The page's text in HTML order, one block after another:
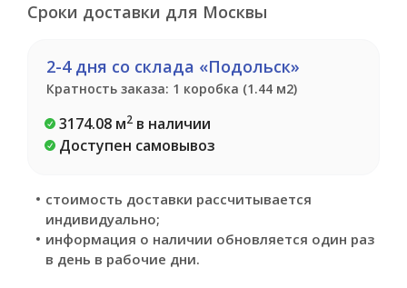
Сроки доставки для Москвы
2-4 дня со склада «Подольск»
Кратность заказа: 1 коробка (1.44 м2)
3174.08 м2 в наличии
Доступен самовывоз
стоимость доставки рассчитывается
индивидуально;
информация о наличии обновляется один раз
в день в рабочие дни.